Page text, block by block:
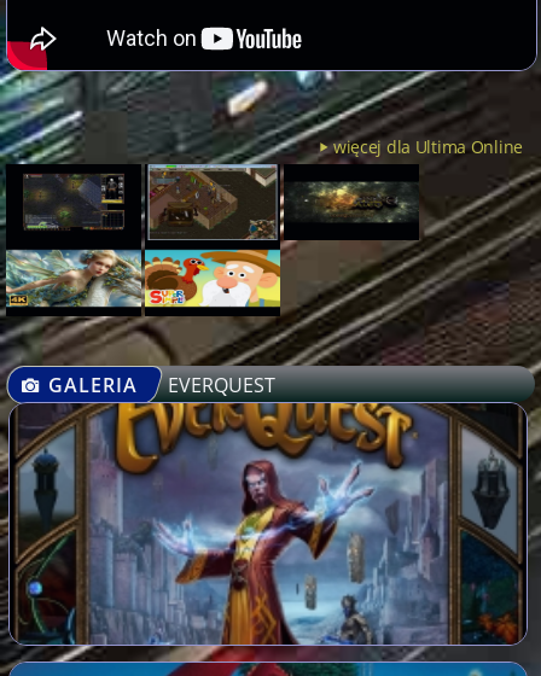
więcej dla Ultima Online
GALERIA EVERQUEST